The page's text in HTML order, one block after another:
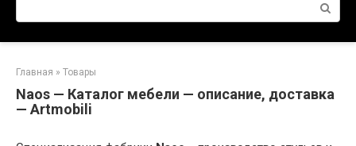
Главная » Товары
Naos — Каталог мебели — описание, доставка
— Artmobili